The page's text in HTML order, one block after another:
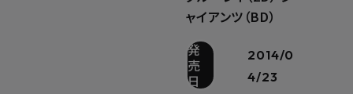
ャイアンツ（BD）
発
売
日
2014/0
4/23